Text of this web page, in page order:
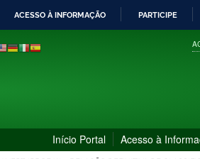
ACESSO À INFORMAÇÃO PARTICIPE
Início Portal Acesso à